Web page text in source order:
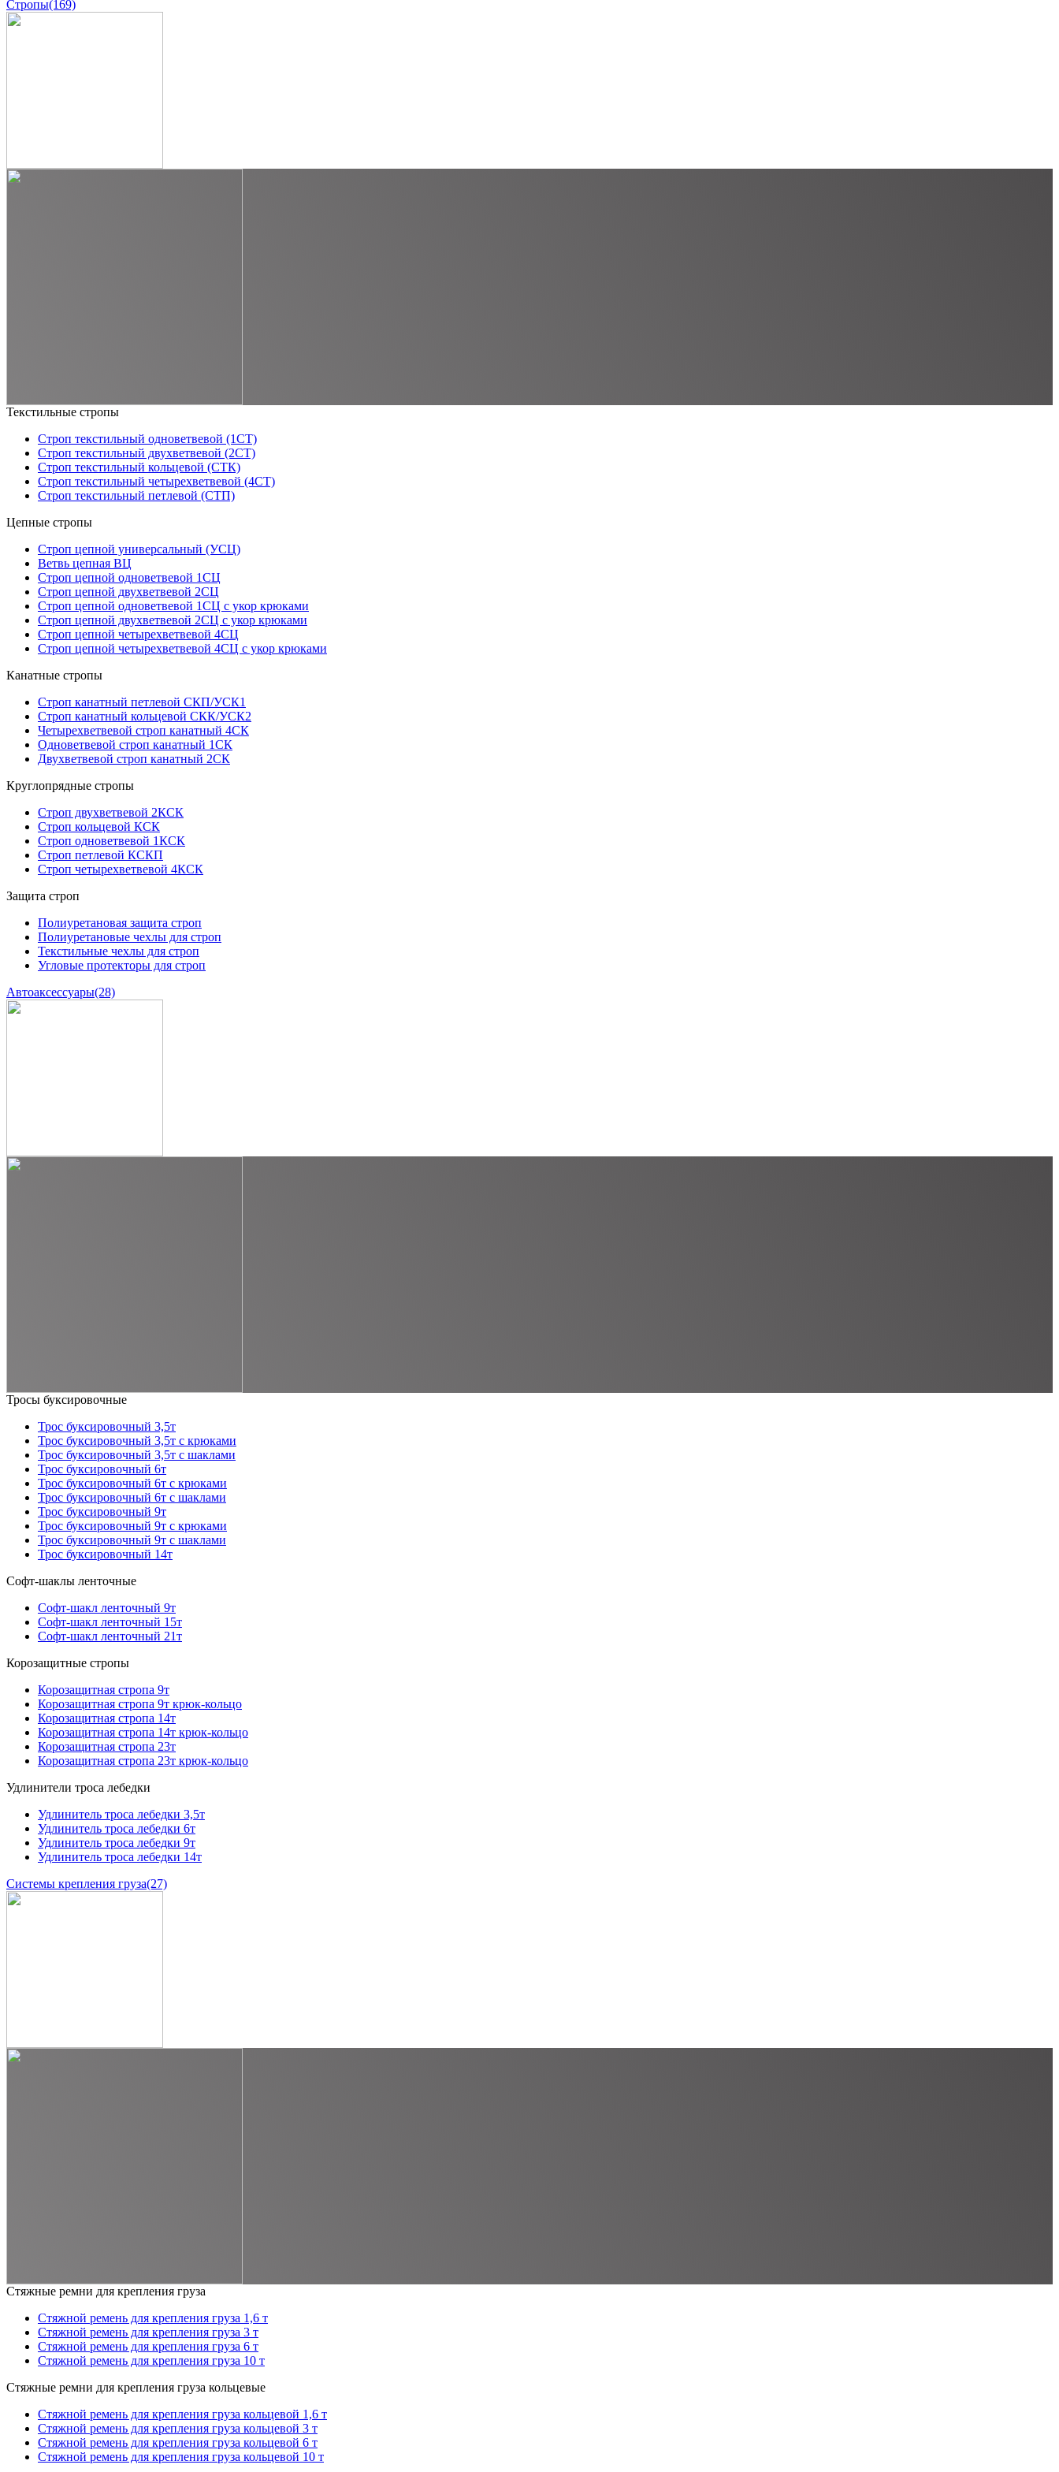
Стропы(169)
Текстильные стропы
Строп текстильный одноветвевой (1СТ)
Строп текстильный двухветвевой (2СТ)
Строп текстильный кольцевой (СТК)
Строп текстильный четырехветвевой (4СТ)
Строп текстильный петлевой (СТП)
Цепные стропы
Строп цепной универсальный (УСЦ)
Ветвь цепная ВЦ
Строп цепной одноветвевой 1СЦ
Строп цепной двухветвевой 2СЦ
Строп цепной одноветвевой 1СЦ с укор крюками
Строп цепной двухветвевой 2СЦ с укор крюками
Строп цепной четырехветвевой 4СЦ
Строп цепной четырехветвевой 4СЦ с укор крюками
Канатные стропы
Строп канатный петлевой СКП/УСК1
Строп канатный кольцевой СКК/УСК2
Четырехветвевой строп канатный 4СК
Одноветвевой строп канатный 1СК
Двухветвевой строп канатный 2СК
Круглопрядные стропы
Строп двухветвевой 2КСК
Строп кольцевой КСК
Строп одноветвевой 1КСК
Строп петлевой КСКП
Строп четырехветвевой 4КСК
Защита строп
Полиуретановая защита строп
Полиуретановые чехлы для строп
Текстильные чехлы для строп
Угловые протекторы для строп
Автоаксессуары(28)
Тросы буксировочные
Трос буксировочный 3,5т
Трос буксировочный 3,5т с крюками
Трос буксировочный 3,5т с шаклами
Трос буксировочный 6т
Трос буксировочный 6т с крюками
Трос буксировочный 6т с шаклами
Трос буксировочный 9т
Трос буксировочный 9т с крюками
Трос буксировочный 9т с шаклами
Трос буксировочный 14т
Софт-шаклы ленточные
Софт-шакл ленточный 9т
Софт-шакл ленточный 15т
Софт-шакл ленточный 21т
Корозащитные стропы
Корозащитная стропа 9т
Корозащитная стропа 9т крюк-кольцо
Корозащитная стропа 14т
Корозащитная стропа 14т крюк-кольцо
Корозащитная стропа 23т
Корозащитная стропа 23т крюк-кольцо
Удлинители троса лебедки
Удлинитель троса лебедки 3,5т
Удлинитель троса лебедки 6т
Удлинитель троса лебедки 9т
Удлинитель троса лебедки 14т
Системы крепления груза(27)
Стяжные ремни для крепления груза
Стяжной ремень для крепления груза 1,6 т
Стяжной ремень для крепления груза 3 т
Стяжной ремень для крепления груза 6 т
Стяжной ремень для крепления груза 10 т
Стяжные ремни для крепления груза кольцевые
Стяжной ремень для крепления груза кольцевой 1,6 т
Стяжной ремень для крепления груза кольцевой 3 т
Стяжной ремень для крепления груза кольцевой 6 т
Стяжной ремень для крепления груза кольцевой 10 т